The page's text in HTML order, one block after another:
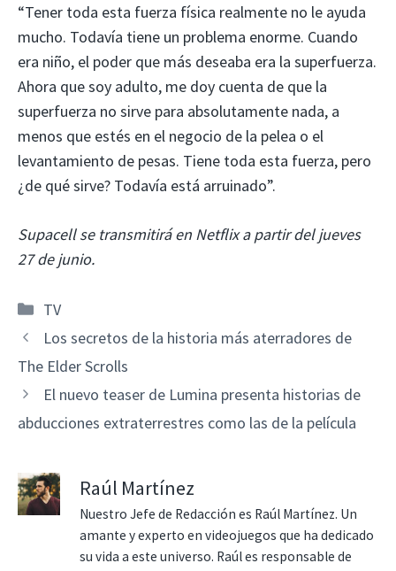
“Tener toda esta fuerza física realmente no le ayuda
mucho. Todavía tiene un problema enorme. Cuando
era niño, el poder que más deseaba era la superfuerza.
Ahora que soy adulto, me doy cuenta de que la
superfuerza no sirve para absolutamente nada, a
menos que estés en el negocio de la pelea o el
levantamiento de pesas. Tiene toda esta fuerza, pero
¿de qué sirve? Todavía está arruinado”.
Supacell se transmitirá en Netflix a partir del jueves
27 de junio.
Categorías
TV
Los secretos de la historia más aterradores de
The Elder Scrolls
El nuevo teaser de Lumina presenta historias de
abducciones extraterrestres como las de la película
Raúl Martínez
Nuestro Jefe de Redacción es Raúl Martínez. Un
amante y experto en videojuegos que ha dedicado
su vida a este universo. Raúl es responsable de